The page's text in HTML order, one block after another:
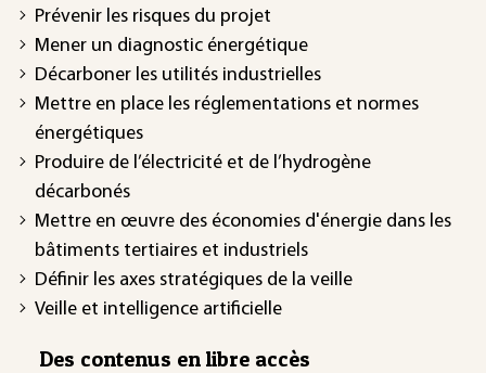
Prévenir les risques du projet
Mener un diagnostic énergétique
Décarboner les utilités industrielles
Mettre en place les réglementations et normes
énergétiques
Produire de l’électricité et de l’hydrogène
décarbonés
Mettre en œuvre des économies d'énergie dans les
bâtiments tertiaires et industriels
Définir les axes stratégiques de la veille
Veille et intelligence artificielle
Des contenus en libre accès